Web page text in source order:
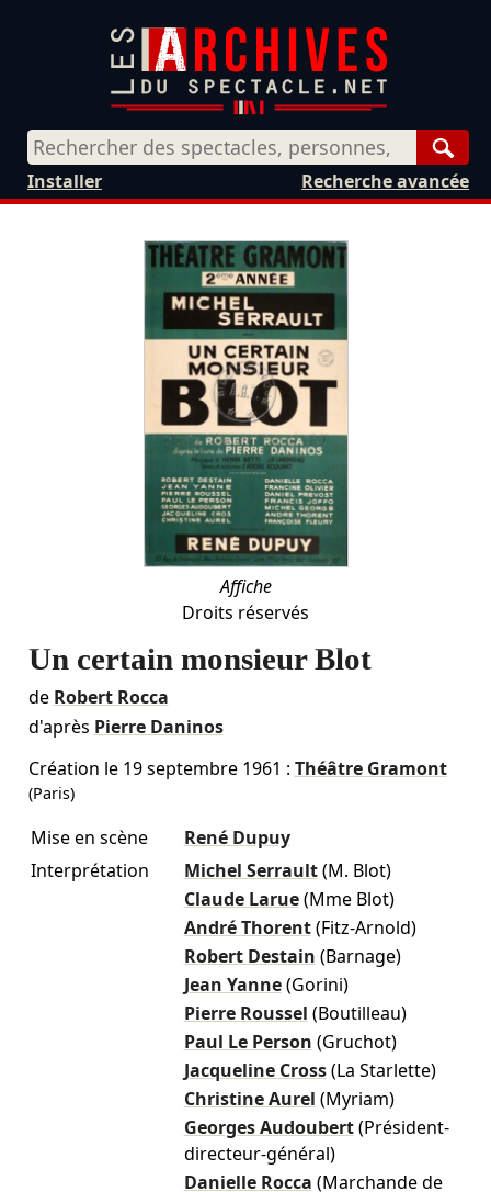
Recherche avancée
Installer
Affiche
Droits réservés
Un certain monsieur Blot
de Robert Rocca
d'après Pierre Daninos
Création le 19 septembre 1961 : Théâtre Gramont
(Paris)
Mise en scène
René Dupuy
Interprétation
Michel Serrault (M. Blot)
Claude Larue (Mme Blot)
André Thorent (Fitz-Arnold)
Robert Destain (Barnage)
Jean Yanne (Gorini)
Pierre Roussel (Boutilleau)
Paul Le Person (Gruchot)
Jacqueline Cross (La Starlette)
Christine Aurel (Myriam)
Georges Audoubert (Président-
directeur-général)
Danielle Rocca (Marchande de